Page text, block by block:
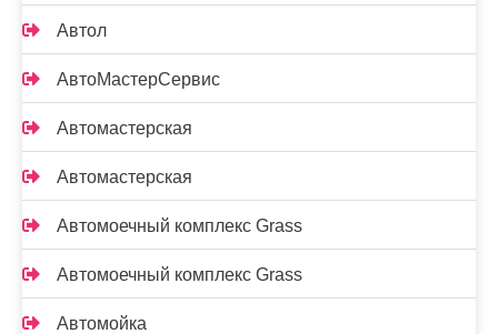
Автол
АвтоМастерСервис
Автомастерская
Автомастерская
Автомоечный комплекс Grass
Автомоечный комплекс Grass
Автомойка